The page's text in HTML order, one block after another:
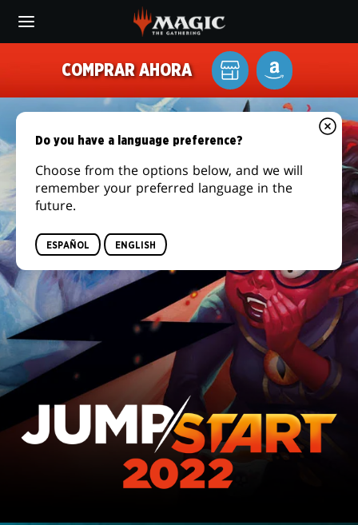
main
JUMPSTARTCOMPRAR AHORA
Tu
tienda
local
AMAZON
Do you have a language preference?
Choose from the options below, and we will
remember your preferred language in the
future.
ESPAÑOL ENGLISH